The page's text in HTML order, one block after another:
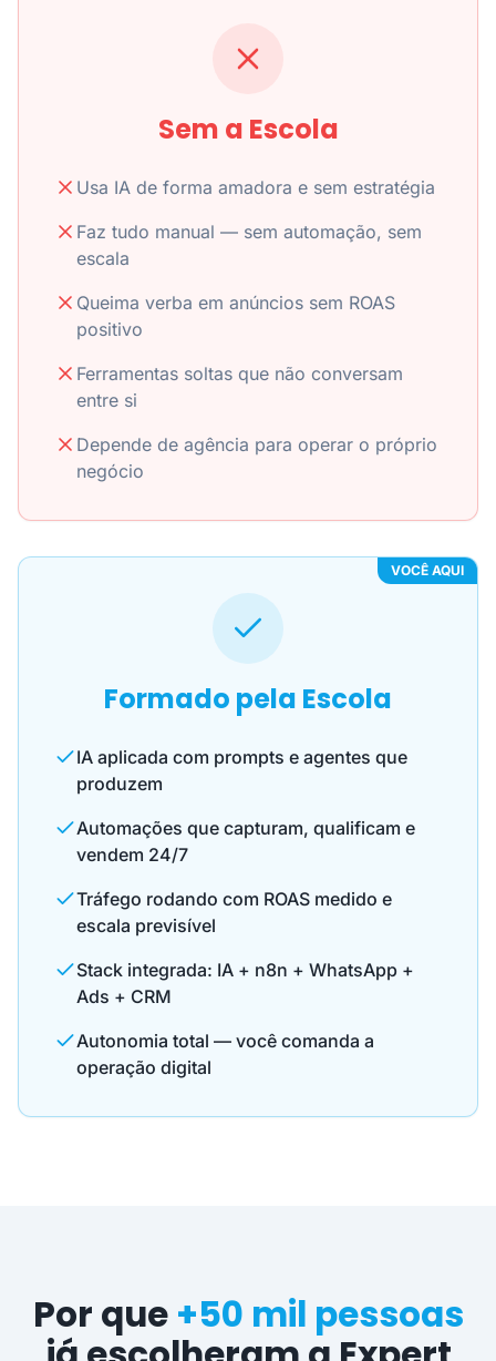
Sem a Escola
Usa IA de forma amadora e sem estratégia
Faz tudo manual — sem automação, sem
escala
Queima verba em anúncios sem ROAS
positivo
Ferramentas soltas que não conversam
entre si
Depende de agência para operar o próprio
negócio
VOCÊ AQUI
Formado pela Escola
IA aplicada com prompts e agentes que
produzem
Automações que capturam, qualificam e
vendem 24/7
Tráfego rodando com ROAS medido e
escala previsível
Stack integrada: IA + n8n + WhatsApp +
Ads + CRM
Autonomia total — você comanda a
operação digital
Por que +50 mil pessoas